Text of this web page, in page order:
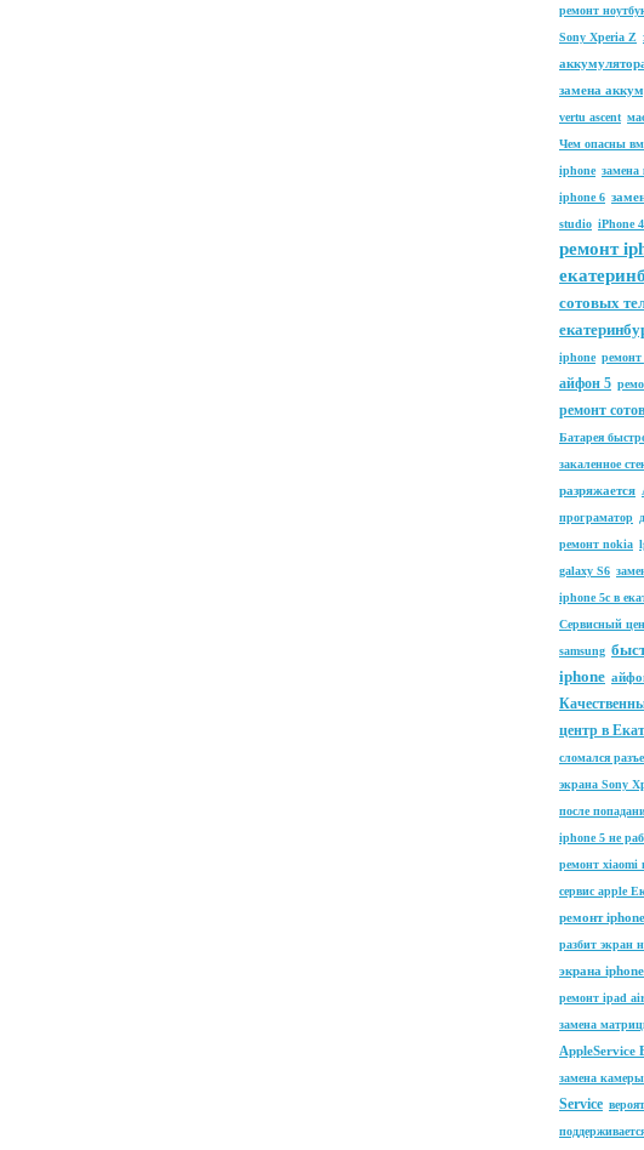
ремонт
Sony Xperia Z
замена
vertu ascent
Чем опасны
iphone замена
iphone 6
studio iPhone
ремонт
сотовых
iphone ремонт
айфон 5
ремонт
Батарея
закаленное
разряжается
програматор
ремонт nokia
galaxy S6
iphone 5c в
Сервисный
samsung
iphone
центр в
сломался
экрана Sony
после
iphone 5 не
ремонт xiaomi
сервис apple
ремонт
разбит экран
экрана
ремонт ipad
замена
AppleService
замена
Service